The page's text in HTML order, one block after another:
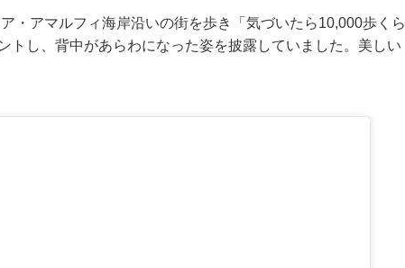
・アマルフィ海岸沿いの街を歩き「気づいたら10,000歩くら
し、背中があらわになった姿を披露していました。美しい